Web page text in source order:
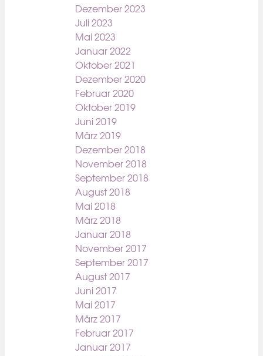
Dezember 2023
Juli 2023
Mai 2023
Januar 2022
Oktober 2021
Dezember 2020
Februar 2020
Oktober 2019
Juni 2019
März 2019
Dezember 2018
November 2018
September 2018
August 2018
Mai 2018
März 2018
Januar 2018
November 2017
September 2017
August 2017
Juni 2017
Mai 2017
März 2017
Februar 2017
Januar 2017